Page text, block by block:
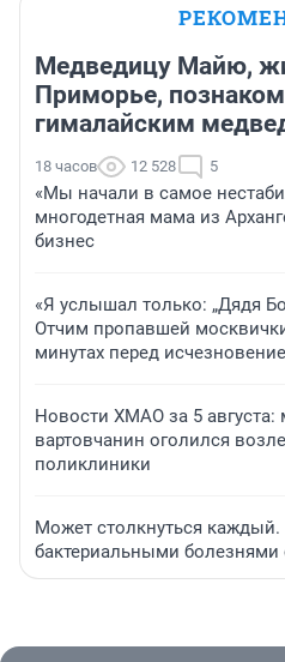
Медведицу Майю,
Приморье,
гималайским
18 часов 12 528 5
«Мы начали в самое
многодетная мама из
бизнес
«Я услышал только: „Дядя
Отчим пропавшей
минутах перед
Новости ХМАО за 5 августа:
вартовчанин оголился
поликлиники
Может столкнуться каждый.
бактериальными